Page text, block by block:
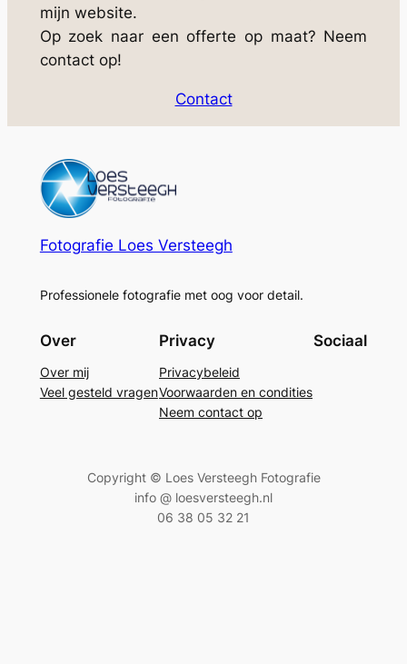
mijn website.
Op zoek naar een offerte op maat? Neem
contact op!
Contact
Fotografie Loes Versteegh
Professionele fotografie met oog voor detail.
Over
Over mij
Veel gesteld vragen
Privacy
Privacybeleid
Voorwaarden en condities
Neem contact op
Sociaal
Copyright © Loes Versteegh Fotografie
info @ loesversteegh.nl
06 38 05 32 21